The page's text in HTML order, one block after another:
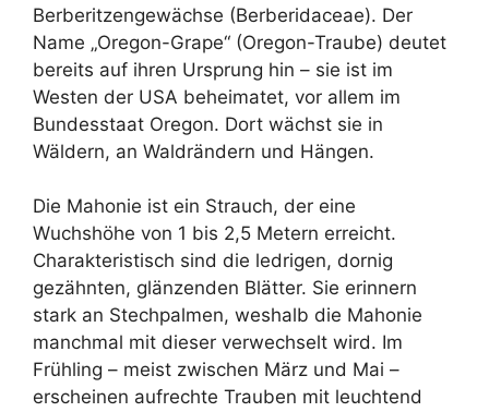
Berberitzengewächse (Berberidaceae). Der
Name „Oregon-Grape“ (Oregon-Traube) deutet
bereits auf ihren Ursprung hin – sie ist im
Westen der USA beheimatet, vor allem im
Bundesstaat Oregon. Dort wächst sie in
Wäldern, an Waldrändern und Hängen.
Die Mahonie ist ein Strauch, der eine
Wuchshöhe von 1 bis 2,5 Metern erreicht.
Charakteristisch sind die ledrigen, dornig
gezähnten, glänzenden Blätter. Sie erinnern
stark an Stechpalmen, weshalb die Mahonie
manchmal mit dieser verwechselt wird. Im
Frühling – meist zwischen März und Mai –
erscheinen aufrechte Trauben mit leuchtend